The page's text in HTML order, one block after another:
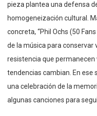
pieza plantea una defensa
homogeneización cultural.
concreta, “Phil Ochs (50
de la música para conservar
resistencia que
tendencias cambian. En ese
una celebración de la
algunas canciones para